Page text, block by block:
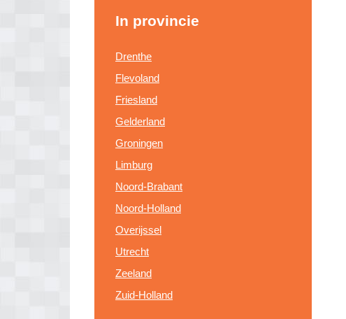
In provincie
Drenthe
Flevoland
Friesland
Gelderland
Groningen
Limburg
Noord-Brabant
Noord-Holland
Overijssel
Utrecht
Zeeland
Zuid-Holland